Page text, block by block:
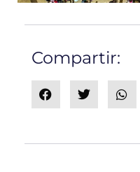
Compartir: